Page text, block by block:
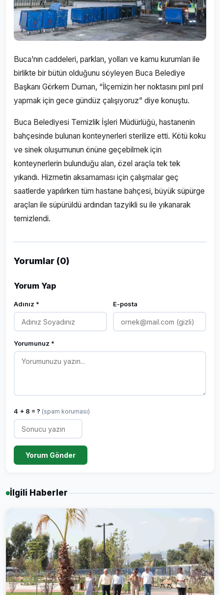
Buca’nın caddeleri, parkları, yolları ve kamu kurumları ile
birlikte bir bütün olduğunu söyleyen Buca Belediye
Başkanı Görkem Duman, “İlçemizin her noktasını pırıl pırıl
yapmak için gece gündüz çalışıyoruz” diye konuştu.
Buca Belediyesi Temizlik İşleri Müdürlüğü, hastanenin
bahçesinde bulunan konteynerleri sterilize etti. Kötü koku
ve sinek oluşumunun önüne geçebilmek için
konteynerlerin bulunduğu alan, özel araçla tek tek
yıkandı. Hizmetin aksamaması için çalışmalar geç
saatlerde yapılırken tüm hastane bahçesi, büyük süpürge
araçları ile süpürüldü ardından tazyikli su ile yıkanarak
temizlendi.
Yorumlar (0)
Yorum Yap
Adınız * E-posta
Yorumunuz *
4 + 8 = ? (spam koruması)
Yorum Gönder
İlgili Haberler